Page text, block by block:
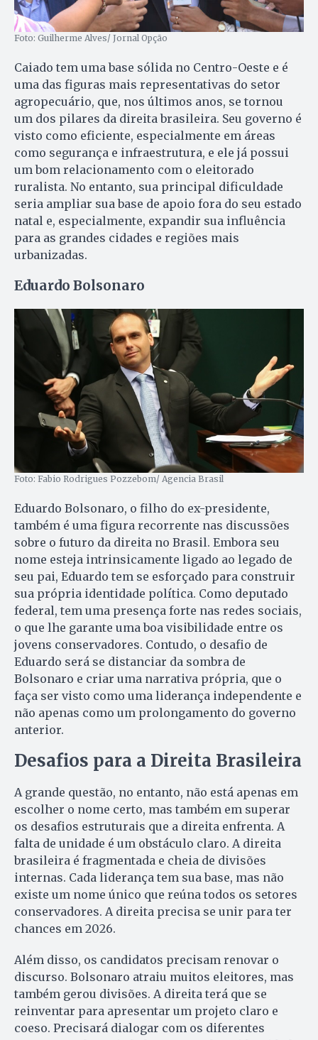
Foto: Guilherme Alves/ Jornal Opção
Caiado tem uma base sólida no Centro-Oeste e é
uma das figuras mais representativas do setor
agropecuário, que, nos últimos anos, se tornou
um dos pilares da direita brasileira. Seu governo é
visto como eficiente, especialmente em áreas
como segurança e infraestrutura, e ele já possui
um bom relacionamento com o eleitorado
ruralista. No entanto, sua principal dificuldade
seria ampliar sua base de apoio fora do seu estado
natal e, especialmente, expandir sua influência
para as grandes cidades e regiões mais
urbanizadas.
Eduardo Bolsonaro
Foto: Fabio Rodrigues Pozzebom/ Agencia Brasil
Eduardo Bolsonaro, o filho do ex-presidente,
também é uma figura recorrente nas discussões
sobre o futuro da direita no Brasil. Embora seu
nome esteja intrinsicamente ligado ao legado de
seu pai, Eduardo tem se esforçado para construir
sua própria identidade política. Como deputado
federal, tem uma presença forte nas redes sociais,
o que lhe garante uma boa visibilidade entre os
jovens conservadores. Contudo, o desafio de
Eduardo será se distanciar da sombra de
Bolsonaro e criar uma narrativa própria, que o
faça ser visto como uma liderança independente e
não apenas como um prolongamento do governo
anterior.
Desafios para a Direita Brasileira
A grande questão, no entanto, não está apenas em
escolher o nome certo, mas também em superar
os desafios estruturais que a direita enfrenta. A
falta de unidade é um obstáculo claro. A direita
brasileira é fragmentada e cheia de divisões
internas. Cada liderança tem sua base, mas não
existe um nome único que reúna todos os setores
conservadores. A direita precisa se unir para ter
chances em 2026.
Além disso, os candidatos precisam renovar o
discurso. Bolsonaro atraiu muitos eleitores, mas
também gerou divisões. A direita terá que se
reinventar para apresentar um projeto claro e
coeso. Precisará dialogar com os diferentes